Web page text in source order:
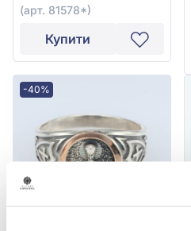
(арт. 81578*)
Купити
-40%